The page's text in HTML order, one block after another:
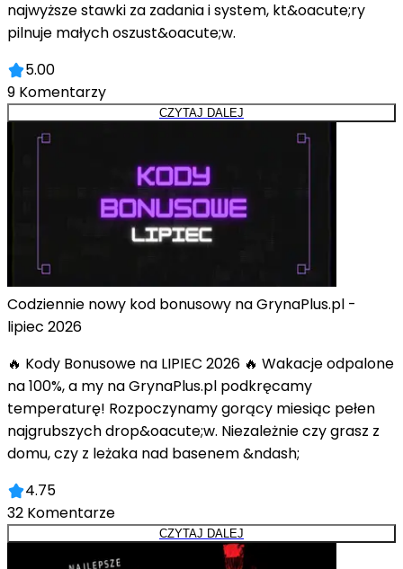
najwyższe stawki za zadania i system, kt&oacute;ry
pilnuje małych oszust&oacute;w.
5.00
9 Komentarzy
CZYTAJ DALEJ
Codziennie nowy kod bonusowy na GrynaPlus.pl -
lipiec 2026
🔥 Kody Bonusowe na LIPIEC 2026 🔥 Wakacje odpalone
na 100%, a my na GrynaPlus.pl podkręcamy
temperaturę! Rozpoczynamy gorący miesiąc pełen
najgrubszych drop&oacute;w. Niezależnie czy grasz z
domu, czy z leżaka nad basenem &ndash;
4.75
32 Komentarze
CZYTAJ DALEJ